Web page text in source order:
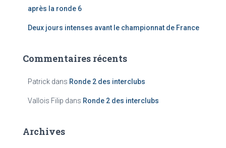
après la ronde 6
Deux jours intenses avant le championnat de France
Commentaires récents
Patrick dans Ronde 2 des interclubs
Vallois Filip dans Ronde 2 des interclubs
Archives